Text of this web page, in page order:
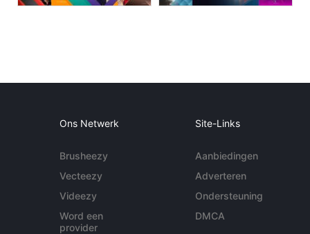
Ons Netwerk
Brusheezy
Vecteezy
Videezy
Word een
provider
Site-Links
Aanbiedingen
Adverteren
Ondersteuning
DMCA